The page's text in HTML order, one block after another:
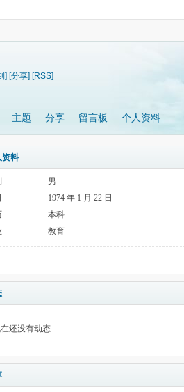
] [分享] [RSS]
主题 分享 留言板 个人资料
资料
男
1974 年 1 月 22 日
本科
教育
还没有动态